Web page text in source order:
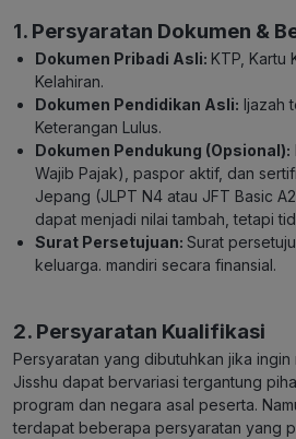
1. Persyaratan Dokumen &
Dokumen Pribadi Asli: KTP, Kartu
Kelahiran.
Dokumen Pendidikan Asli: Ijazah
Keterangan Lulus.
Dokumen Pendukung (Opsional):
Wajib Pajak), paspor aktif, dan
Jepang (JLPT N4 atau JFT Basic
dapat menjadi nilai tambah, tetapi
Surat Persetujuan: Surat
keluarga. mandiri secara finansial.
2. Persyaratan Kualifikasi
Persyaratan yang dibutuhkan jika
Jisshu dapat bervariasi tergantung
program dan negara asal peserta.
terdapat beberapa persyaratan yang